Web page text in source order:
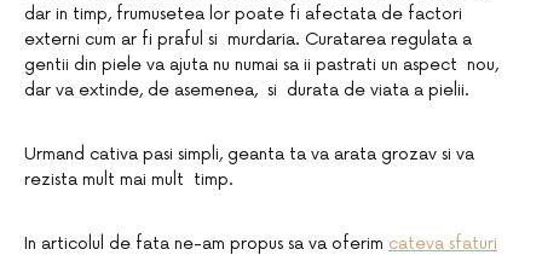
dar in timp, frumusetea lor poate fi afectata de factori
externi cum ar fi praful si murdaria. Curatarea regulata a
gentii din piele va ajuta nu numai sa ii pastrati un aspect nou,
dar va extinde, de asemenea, si durata de viata a pielii.
Urmand cativa pasi simpli, geanta ta va arata grozav si va
rezista mult mai mult timp.
In articolul de fata ne-am propus sa va oferim cateva sfaturi